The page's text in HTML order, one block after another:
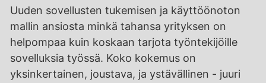
Uuden sovellusten tukemisen ja käyttöönoton
mallin ansiosta minkä tahansa yrityksen on
helpompaa kuin koskaan tarjota työntekijöille
sovelluksia työssä. Koko kokemus on
yksinkertainen, joustava, ja ystävällinen - juuri